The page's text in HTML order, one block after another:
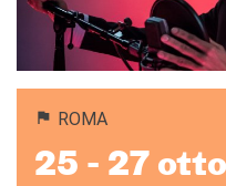
ROMA
25 - 27